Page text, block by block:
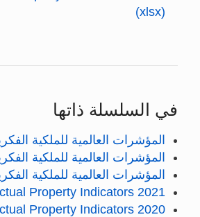
في السلسلة ذاتها
المؤشرات العالمية للملكية الفكرية
المؤشرات العالمية للملكية الفكرية
المؤشرات العالمية للملكية الفكرية
Property Indicators 2021
Property Indicators 2020